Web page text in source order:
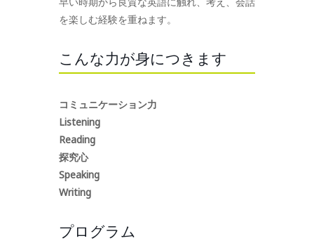
を楽しむ経験を重ねます。
こんな力が身につきます
コミュニケーション力
Listening
Reading
探究心
Speaking
Writing
プログラム